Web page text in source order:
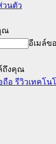
วนตัว
ณ
อีเมล์ข
ถึงคุณ
อ รีวิวเทคโ